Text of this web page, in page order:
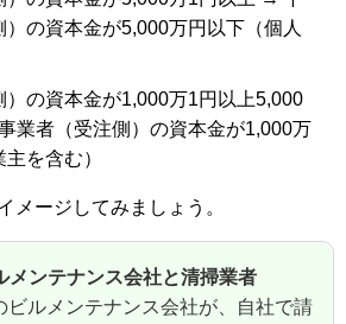
の資本金が5,000万円以下（個人
）の資本金が1,000万1円以上5,000
業者（受注側）の資本金が1,000万
を含む）
メージしてみましょう。
メンテナンス会社と清掃業者
ビルメンテナンス会社が、自社で請